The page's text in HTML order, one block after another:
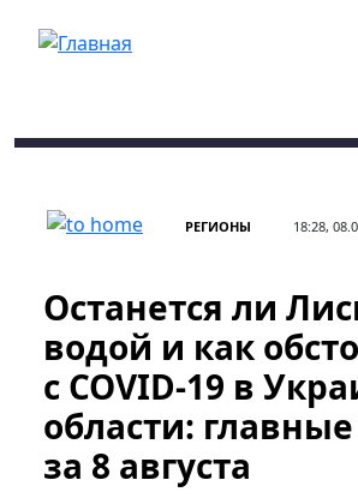
РЕГИОНЫ 18:28,
Останется ли
водой и как
с COVID-19 в
области:
за 8 августа